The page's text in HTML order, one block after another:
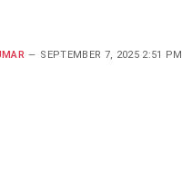
SEPTEMBER 7, 2025 2:51 PM